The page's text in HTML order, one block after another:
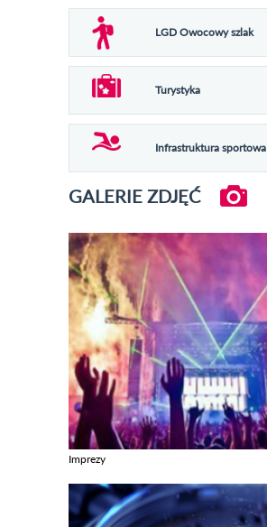
LGD Owocowy szlak
Turystyka
Infrastruktura sportowa
GALERIE ZDJĘĆ
Imprezy